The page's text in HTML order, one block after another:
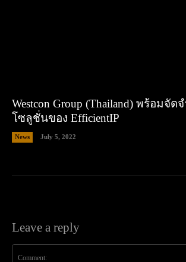
Westcon Group (Thailand) พร้อมจัด
โซลูชั่นของ EfficientIP
News July 5, 2022
Leave a reply